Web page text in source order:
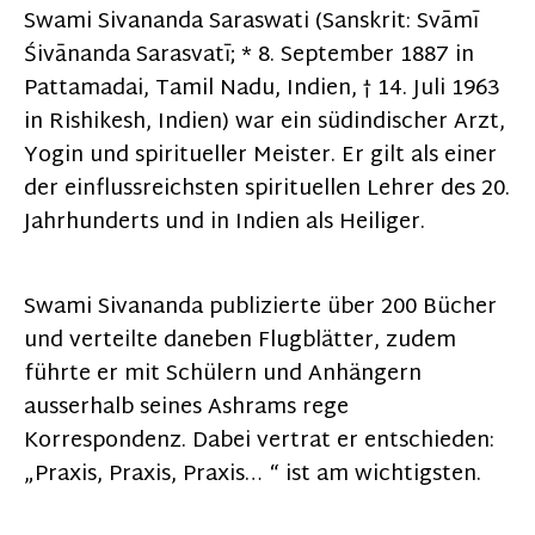
Swami Sivananda Saraswati (Sanskrit: Svāmī
Śivānanda Sarasvatī; * 8. September 1887 in
Pattamadai, Tamil Nadu, Indien, † 14. Juli 1963
in Rishikesh, Indien) war ein südindischer Arzt,
Yogin und spiritueller Meister. Er gilt als einer
der einflussreichsten spirituellen Lehrer des 20.
Jahrhunderts und in Indien als Heiliger.
Swami Sivananda publizierte über 200 Bücher
und verteilte daneben Flugblätter, zudem
führte er mit Schülern und Anhängern
ausserhalb seines Ashrams rege
Korrespondenz. Dabei vertrat er entschieden:
„Praxis, Praxis, Praxis… “ ist am wichtigsten.